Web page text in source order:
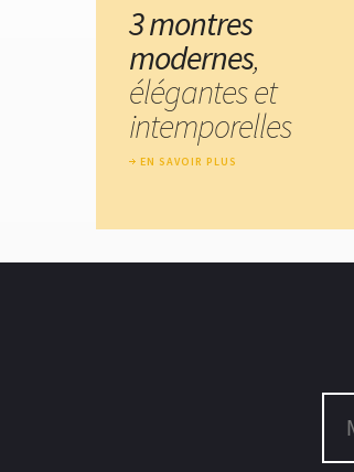
3 montres
modernes,
élégantes et
intemporelles
EN SAVOIR PLUS